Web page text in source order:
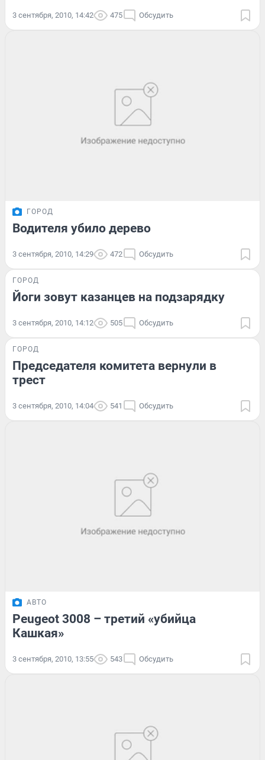
3 сентября, 2010, 14:42 475 Обсудить
ГОРОД
Водителя убило дерево
3 сентября, 2010, 14:29 472 Обсудить
ГОРОД
Йоги зовут казанцев на подзарядку
3 сентября, 2010, 14:12 505 Обсудить
ГОРОД
Председателя комитета вернули в
трест
3 сентября, 2010, 14:04 541 Обсудить
АВТО
Peugeot 3008 – третий «убийца
Кашкая»
3 сентября, 2010, 13:55 543 Обсудить